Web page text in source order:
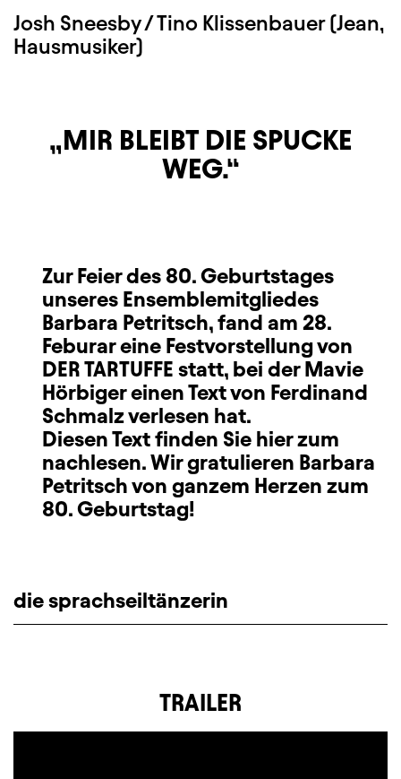
Josh Sneesby / Tino Klissenbauer (Jean,
Hausmusiker)
MIR BLEIBT DIE SPUCKE
WEG.
Zur Feier des 80. Geburtstages
unseres Ensemblemitgliedes
Barbara Petritsch, fand am 28.
Feburar eine Festvorstellung von
DER TARTUFFE statt, bei der Mavie
Hörbiger einen Text von Ferdinand
Schmalz verlesen hat.
Diesen Text finden Sie hier zum
nachlesen. Wir gratulieren Barbara
Petritsch von ganzem Herzen zum
80. Geburtstag!
die sprachseiltänzerin
TRAILER